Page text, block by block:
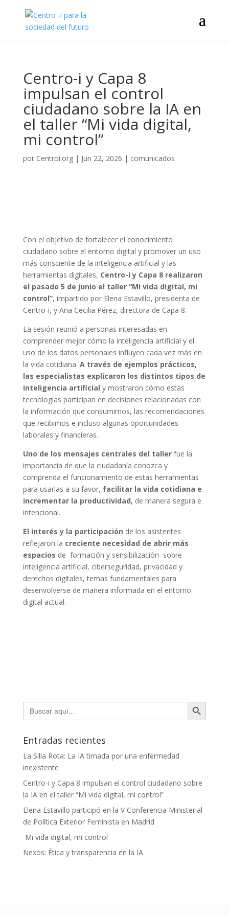
Centro-i y Capa 8
impulsan el control
ciudadano sobre la IA en
el taller “Mi vida digital,
mi control”
por Centroi.org| Jun 22, 2026 | comunicados
Con el objetivo de fortalecer el conocimiento
ciudadano sobre el entorno digital y promover un uso
más consciente de la inteligencia artificial y las
herramientas digitales, Centro-i y Capa 8 realizaron
el pasado 5 de junio el taller “Mi vida digital, mi
control”, impartido por Elena Estavillo, presidenta de
Centro-i, y Ana Cecilia Pérez, directora de Capa 8.
La sesión reunió a personas interesadas en
comprender mejor cómo la inteligencia artificial y el
uso de los datos personales influyen cada vez más en
la vida cotidiana. A través de ejemplos prácticos,
las especialistas explicaron los distintos tipos de
inteligencia artificial y mostraron cómo estas
tecnologías participan en decisiones relacionadas con
la información que consumimos, las recomendaciones
que recibimos e incluso algunas oportunidades
laborales y financieras.
Uno de los mensajes centrales del tallerfue la
importancia de que la ciudadanía conozca y
comprenda el funcionamiento de estas herramientas
para usarlas a su favor, facilitar la vida cotidiana e
incrementar la productividad, de manera segura e
intencional.
El interés y la participación de los asistentes
reflejaron la creciente necesidad de abrir más
espacios de formación y sensibilización sobre
inteligencia artificial, ciberseguridad, privacidad y
derechos digitales, temas fundamentales para
desenvolverse de manera informada en el entorno
digital actual.
Buscar: Botón de búsqueda
Entradas recientes
La Silla Rota: La IA timada por una enfermedad
inexistente
Centro-i y Capa 8 impulsan el control ciudadano sobre
la IA en el taller “Mi vida digital, mi control”
Elena Estavillo participó en la V Conferencia Ministerial
de Política Exterior Feminista en Madrid
Mi vida digital, mi control
Nexos: Ética y transparencia en la IA